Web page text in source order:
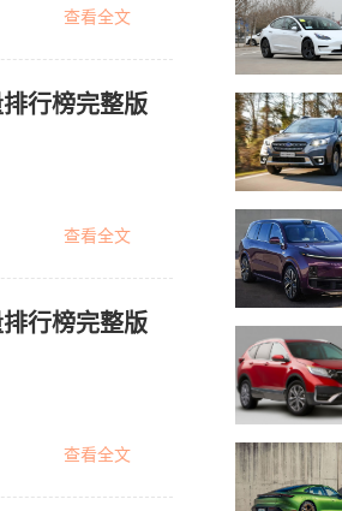
查看全文
行榜完整版
查看全文
行榜完整版
查看全文